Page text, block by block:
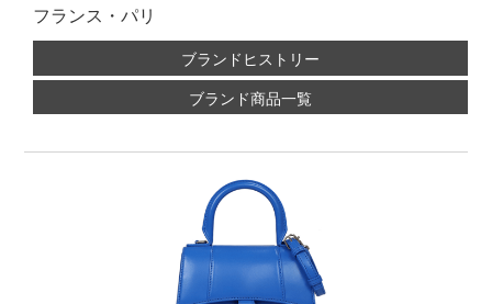
フランス・パリ
ブランドヒストリー
ブランド商品一覧